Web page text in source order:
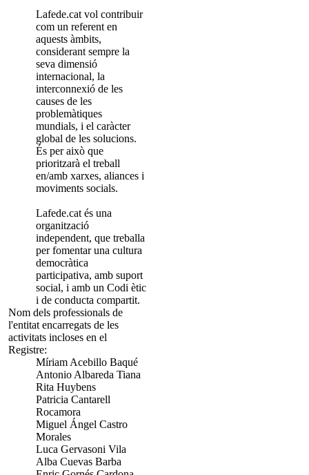
Lafede.cat vol contribuir
com un referent en
aquests àmbits,
considerant sempre la
seva dimensió
internacional, la
interconnexió de les
causes de les
problemàtiques
mundials, i el caràcter
global de les solucions.
És per això que
prioritzarà el treball
en/amb xarxes, aliances i
moviments socials.
Lafede.cat és una
organització
independent, que treballa
per fomentar una cultura
democràtica
participativa, amb suport
social, i amb un Codi ètic
i de conducta compartit.
Nom dels professionals de
l'entitat encarregats de les
activitats incloses en el
Registre:
Míriam Acebillo Baqué
Antonio Albareda Tiana
Rita Huybens
Patricia Cantarell
Rocamora
Miguel Ángel Castro
Morales
Luca Gervasoni Vila
Alba Cuevas Barba